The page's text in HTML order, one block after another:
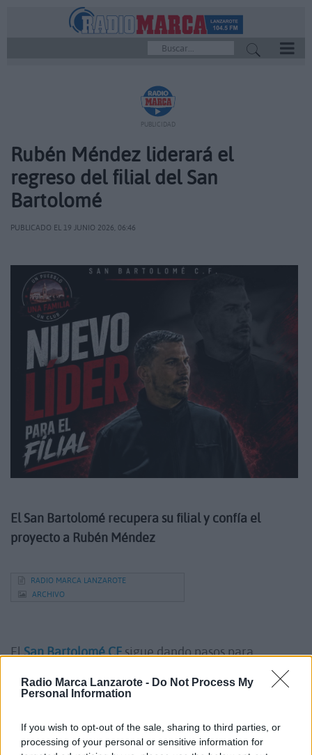
Radio Marca Lanzarote - Do Not Process My
Personal Information
If you wish to opt-out of the sale, sharing to third parties, or
processing of your personal or sensitive information for
PUBLICIDAD
Rubén Méndez liderará el
regreso del filial del San
Bartolomé
PUBLICADO EL 19 JUNIO 2026, 06:46
El San Bartolomé recupera su filial y confía el
proyecto a Rubén Méndez
RADIO MARCA LANZAROTE
ARCHIVO
ElSan Bartolomé CFsigue dando pasos para
consolidar su estructura deportiva y, a partir de la
temporada 2026/27, volverá a contar con un equipo
Lanzarote. La nueva escuadraestará formada por
jugadores sub-23 , convirtiéndose en un puente